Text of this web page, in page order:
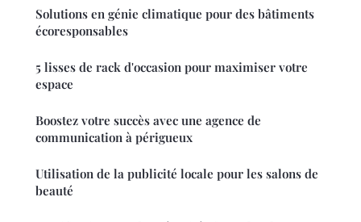
Solutions en génie climatique pour des bâtiments
écoresponsables
5 lisses de rack d'occasion pour maximiser votre
espace
Boostez votre succès avec une agence de
communication à périgueux
Utilisation de la publicité locale pour les salons de
beauté